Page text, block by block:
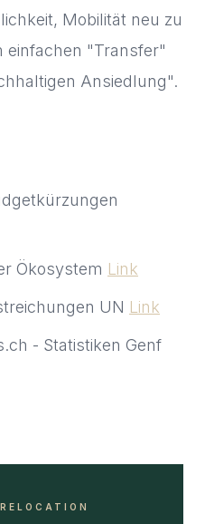
Mobilität neu zu
einfachen "Transfer"
Ansiedlung".
Ökosystem Link
UN Link
- Statistiken Genf